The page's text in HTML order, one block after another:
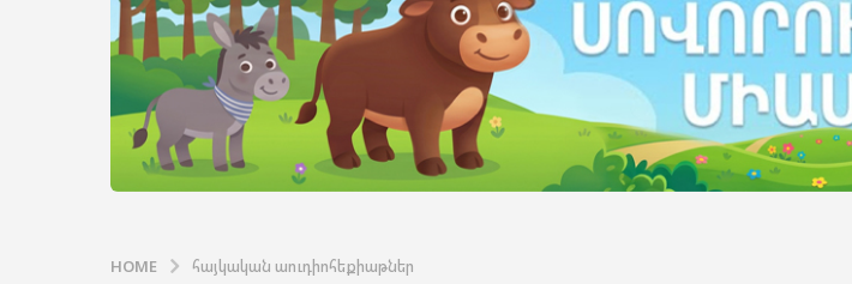
HOME հայկական աուդիոհեքիաթներ